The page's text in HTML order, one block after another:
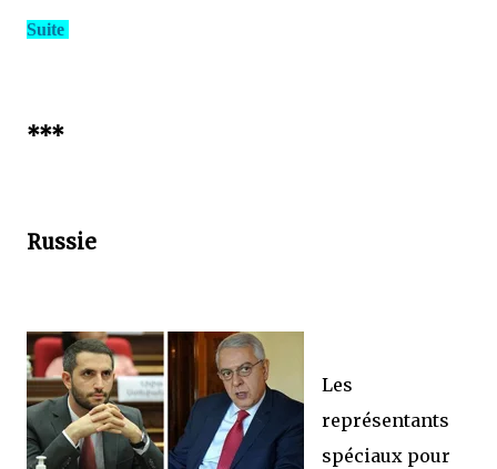
Suite
***
Russie
Les
représentants
spéciaux pour